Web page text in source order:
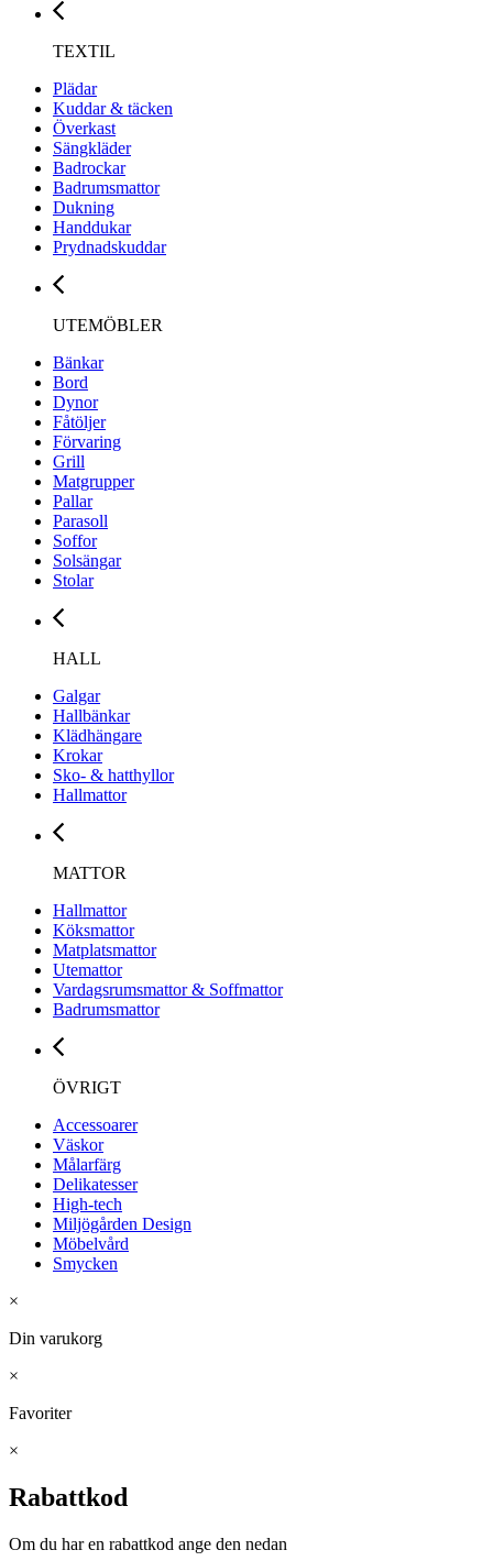
TEXTIL
Plädar
Kuddar & täcken
Överkast
Sängkläder
Badrockar
Badrumsmattor
Dukning
Handdukar
Prydnadskuddar
UTEMÖBLER
Bänkar
Bord
Dynor
Fåtöljer
Förvaring
Grill
Matgrupper
Pallar
Parasoll
Soffor
Solsängar
Stolar
HALL
Galgar
Hallbänkar
Klädhängare
Krokar
Sko- & hatthyllor
Hallmattor
MATTOR
Hallmattor
Köksmattor
Matplatsmattor
Utemattor
Vardagsrumsmattor & Soffmattor
Badrumsmattor
ÖVRIGT
Accessoarer
Väskor
Målarfärg
Delikatesser
High-tech
Miljögården Design
Möbelvård
Smycken
×
Din varukorg
×
Favoriter
×
Rabattkod
Om du har en rabattkod ange den nedan